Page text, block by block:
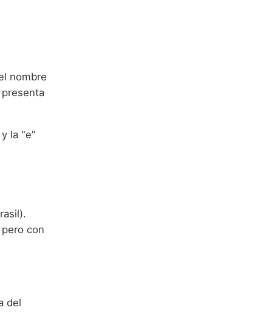
nombre
la "e"
con
del